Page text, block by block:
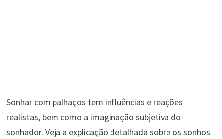
Sonhar com palhaços tem influências e reações
realistas, bem como a imaginação subjetiva do
sonhador. Veja a explicação detalhada sobre os sonhos